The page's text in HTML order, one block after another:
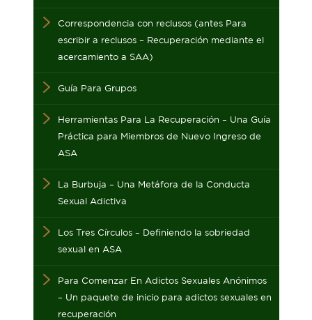
Correspondencia con reclusos (antes Para
escribir a reclusos – Recuperación mediante el
acercamiento a SAA)
Guía Para Grupos
Herramientas Para La Recuperación – Una Guía
Práctica para Miembros de Nuevo Ingreso de
ASA
La Burbuja – Una Metáfora de la Conducta
Sexual Adictiva
Los Tres Círculos – Definiendo la sobriedad
sexual en ASA
Para Comenzar En Adictos Sexuales Anónimos
– Un paquete de inicio para adictos sexuales en
recuperación